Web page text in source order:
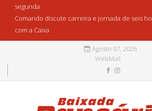
segunda
Comando discute carreira e jornada de seis
com a Caixa
Agosto 07, 2026
WebMail